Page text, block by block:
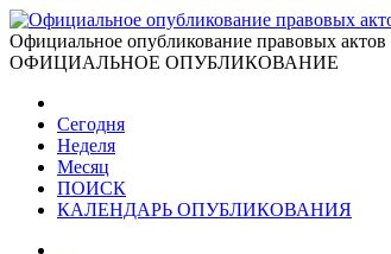
Официальное опубликование правовых актов
ОФИЦИАЛЬНОЕ ОПУБЛИКОВАНИЕ
Сегодня
Неделя
Месяц
ПОИСК
КАЛЕНДАРЬ ОПУБЛИКОВАНИЯ